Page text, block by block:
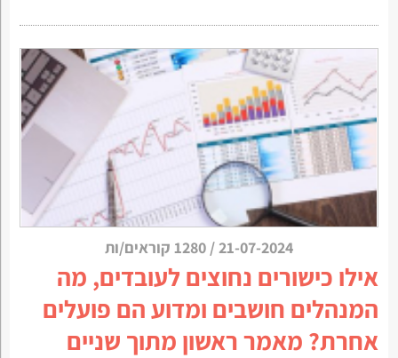
21-07-2024
/ 1280 קוראים/ות
אילו כישורים נחוצים לעובדים, מה
המנהלים חושבים ומדוע הם פועלים
אחרת? מאמר ראשון מתוך שניים